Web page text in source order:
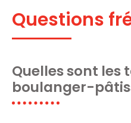
Questions
Quelles sont les
boulanger-